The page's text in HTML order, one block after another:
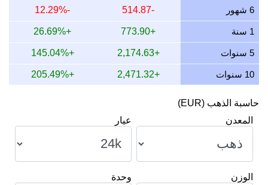
10 يوليو 2026 3,589.47
115.40
86.55
67.51
9 يوليو 2026 3,612.80
116.15
87.11
67.95
8 يوليو 2026 3,559.81
114.45
85.84
66.95
6 شهور -514.87
-12.29%
1 سنة +773.90
+26.69%
5 سنوات +2,174.63
+145.04%
10 سنوات +2,471.32
+205.49%
حاسبة الذهب (EUR)
المعدن
عيار
الوزن وحدة